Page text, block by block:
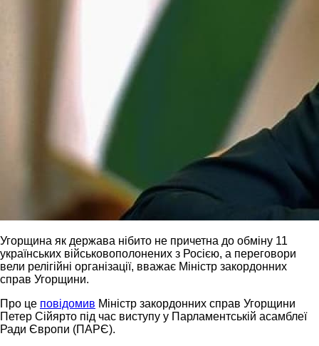
Угорщина як держава нібито не причетна до обміну 11
українських військовополонених з Росією, а переговори
вели релігійні організації, вважає Міністр закордонних
справ Угорщини.
Про це повідомив Міністр закордонних справ Угорщини
Петер Сійярто під час виступу у Парламентській асамблеї
Ради Європи (ПАРЄ).